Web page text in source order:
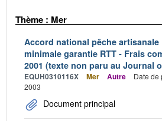
Thème : Mer
Accord national pêche
minimale garantie RTT - Frais
2001 (texte non paru au Journal
EQUH0310116X Mer Autre
Date de
2003
Document principal